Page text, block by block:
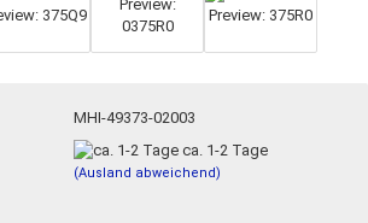
MHI-49373-02003
ca. 1-2 Tage
(Ausland abweichend)